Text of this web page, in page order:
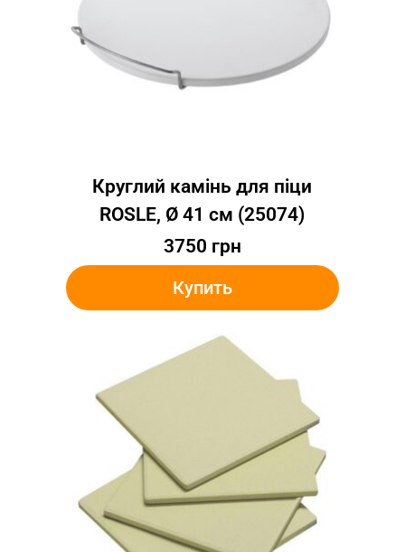
Круглий камінь для піци
ROSLE, Ø 41 см (25074)
3750 грн
Купить